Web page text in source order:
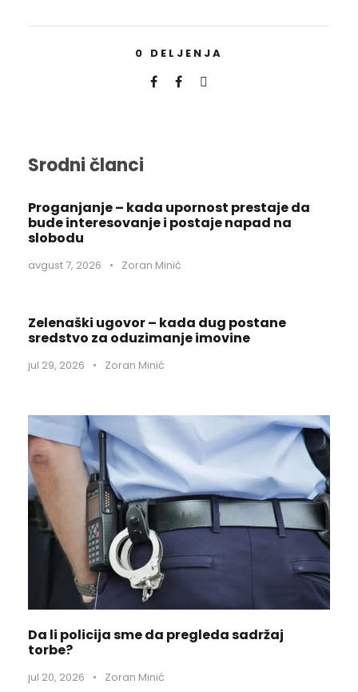
0 DELJENJA
Srodni članci
Proganjanje – kada upornost prestaje da
bude interesovanje i postaje napad na
slobodu
avgust 7, 2026 • Zoran Minić
Zelenaški ugovor – kada dug postane
sredstvo za oduzimanje imovine
jul 29, 2026 • Zoran Minić
Da li policija sme da pregleda sadržaj
torbe?
jul 20, 2026 • Zoran Minić